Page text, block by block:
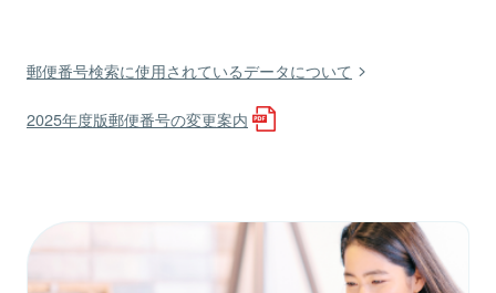
郵便番号検索に使用されているデータについて
2025年度版郵便番号の変更案内